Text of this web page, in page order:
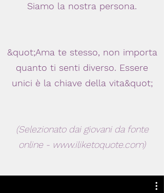
Siamo la nostra persona.
&quot;Ama te stesso, non importa
quanto ti senti diverso. Essere
unici è la chiave della vita&quot;
(Selezionato dai giovani da fonte
online - www.iliketoquote.com)